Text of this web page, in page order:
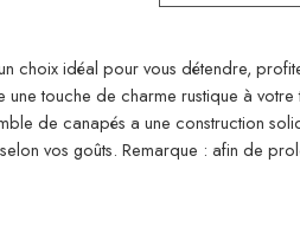
choix idéal pour vous détendre,
touche de charme rustique à
de canapés a une construction
vos goûts. Remarque : afin de